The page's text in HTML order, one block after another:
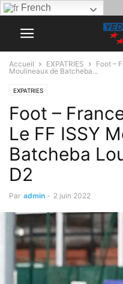
French
Accueil EXPATRIES
Foot –
Moulineaux de Batcheba...
EXPATRIES
Foot –
Le FF ISSY
Batcheba
D2
Par admin - 2 juin 2022